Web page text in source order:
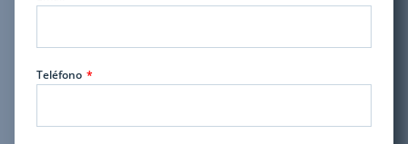
Teléfono